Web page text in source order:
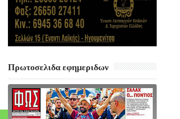
Πρωτοσελιδα εφημεριδων